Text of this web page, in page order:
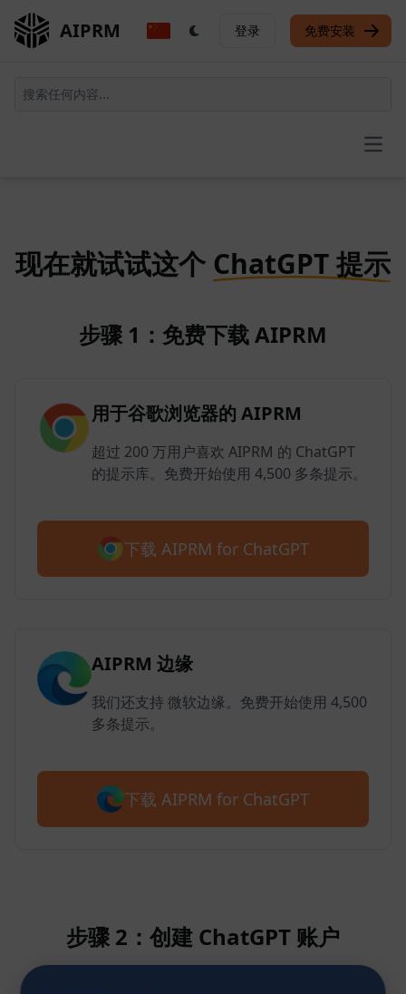
AIPRM 登录 免费安装
现在就试试这个 ChatGPT 提示
步骤 1：免费下载 AIPRM
用于谷歌浏览器的 AIPRM
超过 200 万用户喜欢 AIPRM 的 ChatGPT
的提示库。免费开始使用 4,500 多条提示。
下载 AIPRM for ChatGPT
AIPRM 边缘
我们还支持 微软边缘。免费开始使用 4,500
多条提示。
下载 AIPRM for ChatGPT
步骤 2：创建 ChatGPT 账户